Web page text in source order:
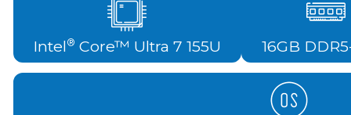
Intel® Core™ Ultra 7 155U 16GB